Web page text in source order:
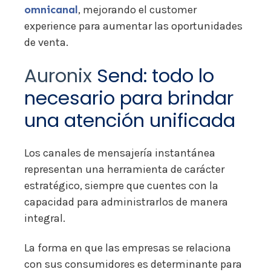
omnicanal, mejorando el customer
experience para aumentar las oportunidades
de venta.
Auronix Send: todo lo
necesario para brindar
una atención unificada
Los canales de mensajería instantánea
representan una herramienta de carácter
estratégico, siempre que cuentes con la
capacidad para administrarlos de manera
integral.
La forma en que las empresas se relaciona
con sus consumidores es determinante para